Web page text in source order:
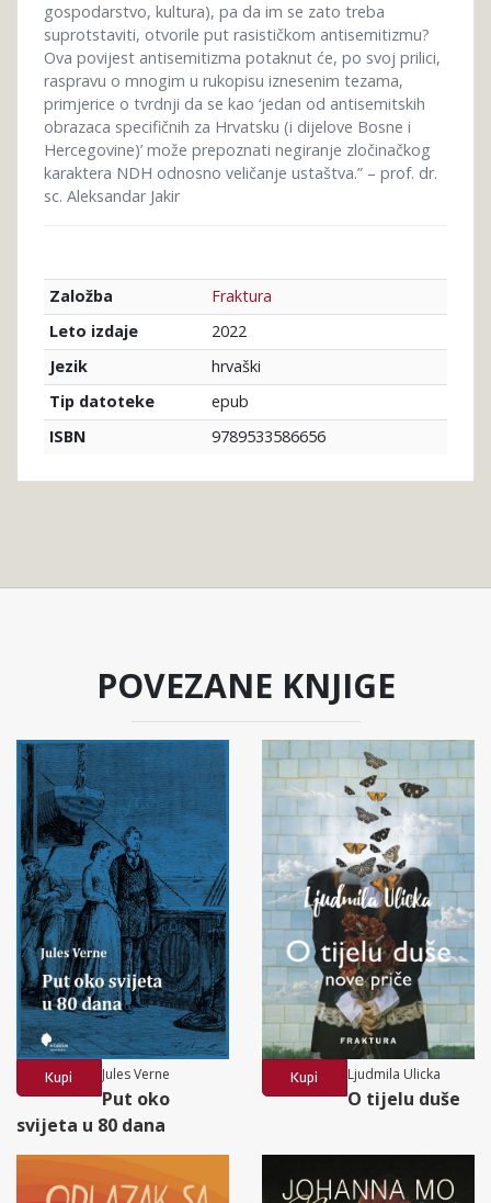
gospodarstvo, kultura), pa da im se zato treba
suprotstaviti, otvorile put rasističkom antisemitizmu?
Ova povijest antisemitizma potaknut će, po svoj prilici,
raspravu o mnogim u rukopisu iznesenim tezama,
primjerice o tvrdnji da se kao ‘jedan od antisemitskih
obrazaca specifičnih za Hrvatsku (i dijelove Bosne i
Hercegovine)’ može prepoznati negiranje zločinačkog
karaktera NDH odnosno veličanje ustaštva.” – prof. dr.
sc. Aleksandar Jakir
Založba
Fraktura
Leto izdaje
2022
Jezik
hrvaški
Tip datoteke
epub
ISBN
9789533586656
POVEZANE KNJIGE
Kupi Jules Verne
Put oko
svijeta u 80 dana
Kupi Ljudmila Ulicka
O tijelu duše